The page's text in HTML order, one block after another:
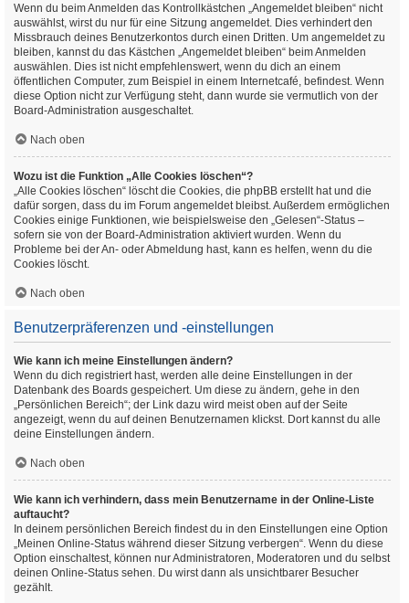
Wenn du beim Anmelden das Kontrollkästchen „Angemeldet bleiben“ nicht
auswählst, wirst du nur für eine Sitzung angemeldet. Dies verhindert den
Missbrauch deines Benutzerkontos durch einen Dritten. Um angemeldet zu
bleiben, kannst du das Kästchen „Angemeldet bleiben“ beim Anmelden
auswählen. Dies ist nicht empfehlenswert, wenn du dich an einem
öffentlichen Computer, zum Beispiel in einem Internetcafé, befindest. Wenn
diese Option nicht zur Verfügung steht, dann wurde sie vermutlich von der
Board-Administration ausgeschaltet.
Nach oben
Wozu ist die Funktion „Alle Cookies löschen“?
„Alle Cookies löschen“ löscht die Cookies, die phpBB erstellt hat und die
dafür sorgen, dass du im Forum angemeldet bleibst. Außerdem ermöglichen
Cookies einige Funktionen, wie beispielsweise den „Gelesen“-Status –
sofern sie von der Board-Administration aktiviert wurden. Wenn du
Probleme bei der An- oder Abmeldung hast, kann es helfen, wenn du die
Cookies löscht.
Nach oben
Benutzerpräferenzen und -einstellungen
Wie kann ich meine Einstellungen ändern?
Wenn du dich registriert hast, werden alle deine Einstellungen in der
Datenbank des Boards gespeichert. Um diese zu ändern, gehe in den
„Persönlichen Bereich“; der Link dazu wird meist oben auf der Seite
angezeigt, wenn du auf deinen Benutzernamen klickst. Dort kannst du alle
deine Einstellungen ändern.
Nach oben
Wie kann ich verhindern, dass mein Benutzername in der Online-Liste
auftaucht?
In deinem persönlichen Bereich findest du in den Einstellungen eine Option
„Meinen Online-Status während dieser Sitzung verbergen“. Wenn du diese
Option einschaltest, können nur Administratoren, Moderatoren und du selbst
deinen Online-Status sehen. Du wirst dann als unsichtbarer Besucher
gezählt.